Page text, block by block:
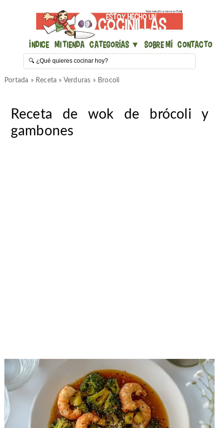
Índice Mi Tienda Categorías ▼ Sobre mí Contacto
Portada » Receta » Verduras » Brocoli
Receta de wok de brócoli y
gambones